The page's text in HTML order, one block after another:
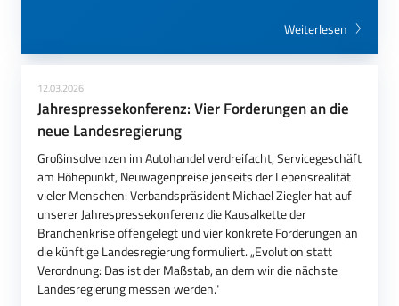
Weiterlesen
12.03.2026
Jahrespressekonferenz: Vier Forderungen an die
neue Landesregierung
Großinsolvenzen im Autohandel verdreifacht, Servicegeschäft
am Höhepunkt, Neuwagenpreise jenseits der Lebensrealität
vieler Menschen: Verbandspräsident Michael Ziegler hat auf
unserer Jahrespressekonferenz die Kausalkette der
Branchenkrise offengelegt und vier konkrete Forderungen an
die künftige Landesregierung formuliert. „Evolution statt
Verordnung: Das ist der Maßstab, an dem wir die nächste
Landesregierung messen werden."